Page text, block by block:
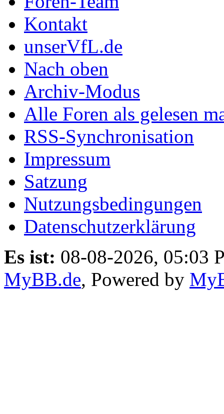
Kontakt
unserVfL.de
Nach oben
Archiv-Modus
Alle Foren als gelesen
RSS-Synchronisation
Impressum
Satzung
Nutzungsbedingungen
Datenschutzerklärung
Es ist: 08-08-2026, 05:03
MyBB.de, Powered by